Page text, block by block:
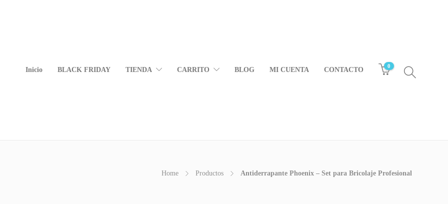
Inicio BLACK FRIDAY TIENDA CARRITO BLOG MI CUENTA CONTACTO 0
Home Productos Antiderrapante Phoenix – Set para Bricolaje Profesional